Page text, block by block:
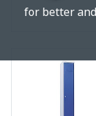
for better